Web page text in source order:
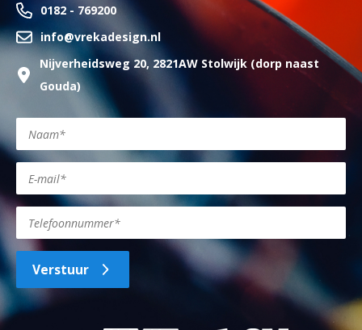
0182 - 769200
info@vrekadesign.nl
Nijverheidsweg 20, 2821AW Stolwijk (dorp naast
Gouda)
Verstuur